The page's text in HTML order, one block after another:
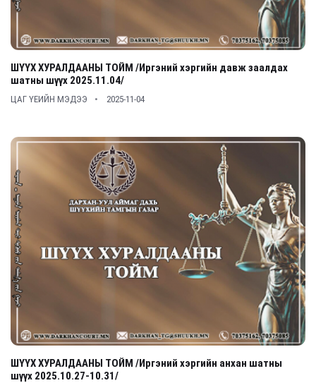
ШҮҮХ ХУРАЛДААНЫ ТОЙМ /Иргэний хэргийн давж заалдах
шатны шүүх 2025.11.04/
ЦАГ ҮЕИЙН МЭДЭЭ 2025-11-04
ШҮҮХ ХУРАЛДААНЫ ТОЙМ /Иргэний хэргийн анхан шатны
шүүх 2025.10.27-10.31/